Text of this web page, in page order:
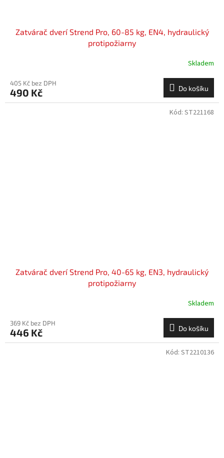
Zatvárač dverí Strend Pro, 60-85 kg, EN4, hydraulický
protipožiarny
Skladem
405 Kč bez DPH
490 Kč Do košíku
Zatvárač dverí Strend Pro, 40-65 kg, EN3, hydraulický
protipožiarny
Skladem
369 Kč bez DPH
446 Kč Do košíku
Kód: ST221168
Kód: ST2210136